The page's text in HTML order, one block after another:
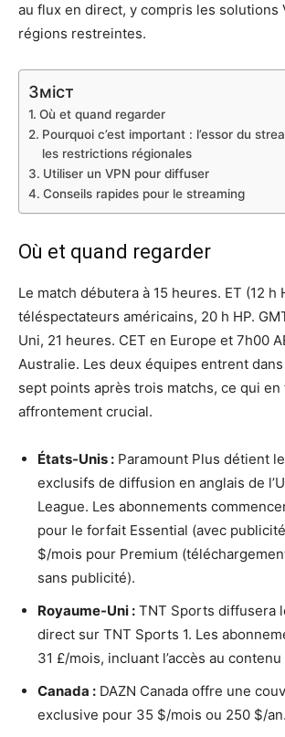
au flux en direct, y compris les solutions
régions restreintes.
Зміст
Où et quand regarder
Pourquoi c’est important : l’essor du
les restrictions régionales
Utiliser un VPN pour diffuser
Conseils rapides pour le streaming
Où et quand regarder
Le match débutera à 15 heures. ET (12 h
téléspectateurs américains, 20 h HP.
Uni, 21 heures. CET en Europe et 7h00
Australie. Les deux équipes entrent
sept points après trois matchs, ce qui en
affrontement crucial.
États-Unis : Paramount Plus détient
exclusifs de diffusion en anglais de
League. Les abonnements
pour le forfait Essential (avec
$/mois pour Premium
sans publicité).
Royaume-Uni : TNT Sports diffusera
direct sur TNT Sports 1. Les
31 £/mois, incluant l’accès au
Canada : DAZN Canada offre une
exclusive pour 35 $/mois ou 250 $/an.